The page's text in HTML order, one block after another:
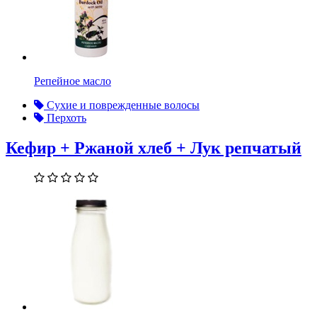
Репейное масло
Сухие и поврежденные волосы
Перхоть
Кефир + Ржаной хлеб + Лук репчатый